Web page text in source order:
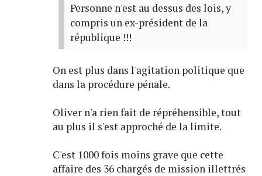
Personne n'est au dessus des lois, y
compris un ex-président de la
république !!!
On est plus dans l'agitation politique que
dans la procédure pénale.
Oliver n'a rien fait de répréhensible, tout
au plus il s'est approché de la limite.
C'est 1000 fois moins grave que cette
affaire des 36 chargés de mission illettrés